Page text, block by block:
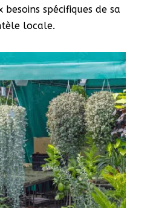
spécifiques de sa
locale.